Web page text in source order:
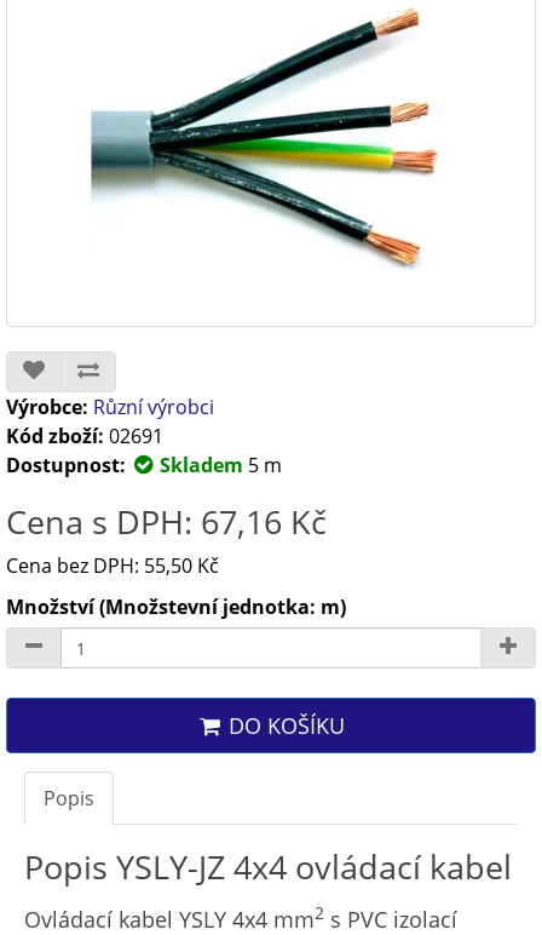
Výrobce: Různí výrobci
Kód zboží: 02691
Dostupnost:
Skladem 5 m
Cena s DPH: 67,16 Kč
Cena bez DPH: 55,50 Kč
Množství (Množstevní jednotka: m)
DO KOŠÍKU
Popis
Popis YSLY-JZ 4x4 ovládací kabel
Ovládací kabel YSLY 4x4 mm2 s PVC izolací